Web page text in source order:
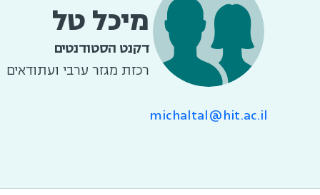
michaltal@hit.ac.il
מיכל טל
דקנט הסטודנטים
רכזת מגזר ערבי ועתודאים